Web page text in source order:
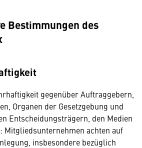
Bestimmungen des
gegenüber Auftraggebern,
Organen der Gesetzgebung und
Entscheidungsträgern, den Medien
Mitgliedsunternehmen achten auf
insbesondere bezüglich